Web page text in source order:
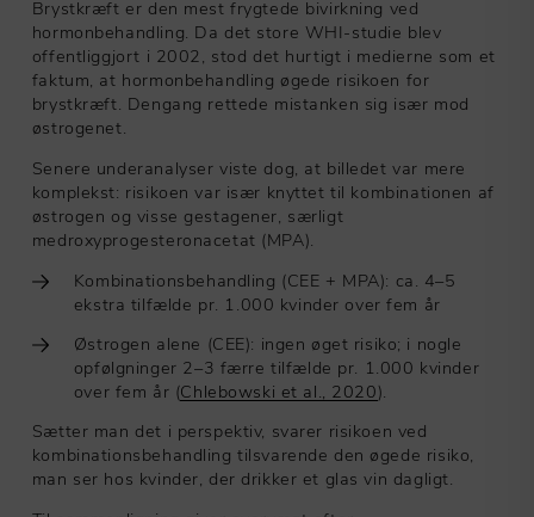
Brystkræft er den mest frygtede bivirkning ved
hormonbehandling. Da det store WHI-studie blev
offentliggjort i 2002, stod det hurtigt i medierne som et
faktum, at hormonbehandling øgede risikoen for
brystkræft. Dengang rettede mistanken sig især mod
østrogenet.
Senere underanalyser viste dog, at billedet var mere
komplekst: risikoen var især knyttet til kombinationen af
østrogen og visse gestagener, særligt
medroxyprogesteronacetat (MPA).
Kombinationsbehandling (CEE + MPA): ca. 4–5
ekstra tilfælde pr. 1.000 kvinder over fem år
Østrogen alene (CEE): ingen øget risiko; i nogle
opfølgninger 2–3 færre tilfælde pr. 1.000 kvinder
over fem år (Chlebowski et al., 2020).
Sætter man det i perspektiv, svarer risikoen ved
kombinationsbehandling tilsvarende den øgede risiko,
man ser hos kvinder, der drikker et glas vin dagligt.